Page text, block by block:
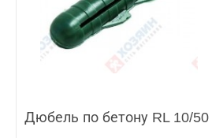
Дюбель по бетону RL 10/50